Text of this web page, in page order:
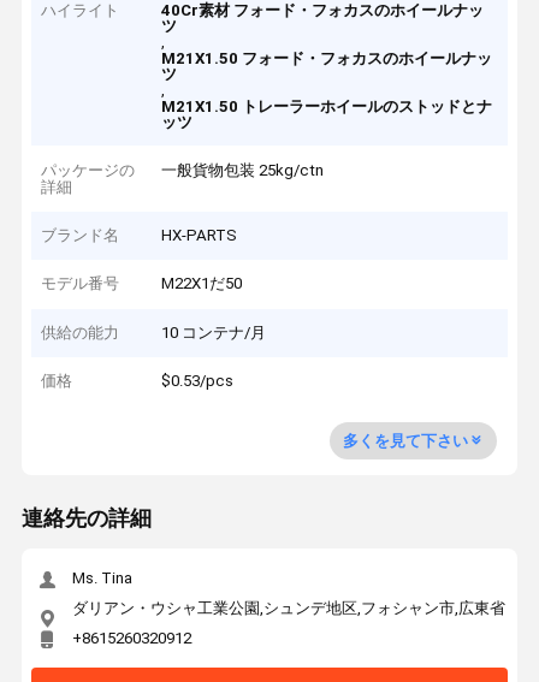
ハイライト
40Cr素材 フォード・フォカスのホイールナッ
ツ
,
M21X1.50 フォード・フォカスのホイールナッ
ツ
,
M21X1.50 トレーラーホイールのストッドとナ
ッツ
パッケージの
詳細
一般貨物包装 25kg/ctn
ブランド名 HX-PARTS
モデル番号 M22X1だ50
供給の能力 10 コンテナ/月
価格 $0.53/pcs
多くを見て下さい
連絡先の詳細
Ms. Tina
ダリアン・ウシャ工業公園,シュンデ地区,フォシャン市,広東省
+8615260320912